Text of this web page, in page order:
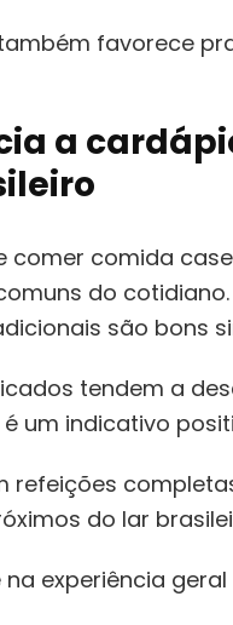
favorece
a
comida
do
são bons
tendem a
um indicativo
refeições
do lar
experiência